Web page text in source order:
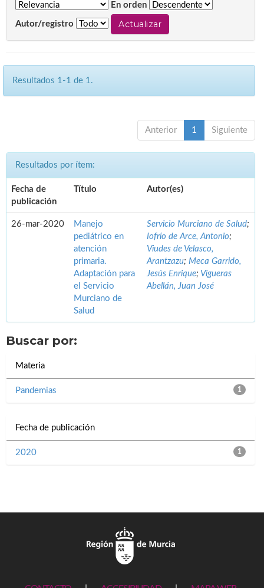
En orden
Autor/registro
Resultados 1-1 de 1.
Anterior 1 Siguiente
Resultados por ítem:
Fecha de
publicación
Título Autor(es)
26-mar-2020
Manejo
pediátrico en
atención
primaria.
Adaptación para
el Servicio
Murciano de
Salud
Servicio Murciano de Salud;
Iofrío de Arce, Antonio;
Viudes de Velasco,
Arantzazu; Meca Garrido,
Jesús Enrique; Vigueras
Abellán, Juan José
Buscar por:
Materia
1
Pandemias
Fecha de publicación
1
2020